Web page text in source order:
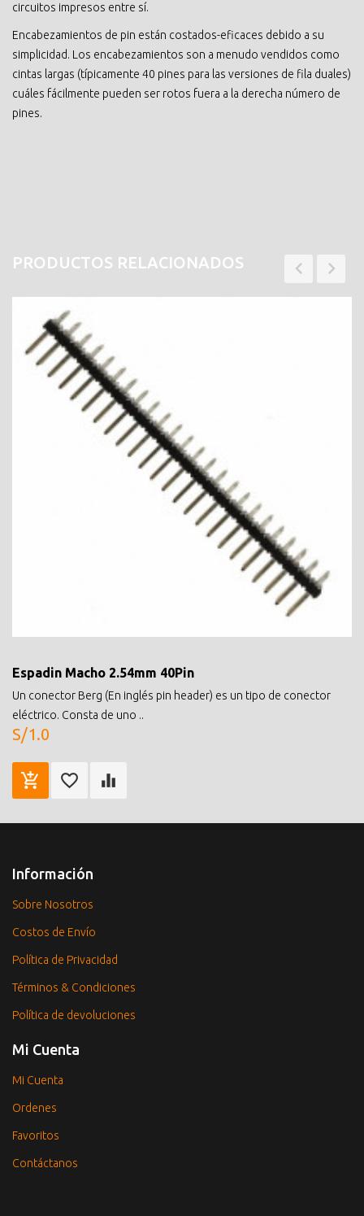
circuitos impresos entre sí.
Encabezamientos de pin están costados-eficaces debido a su
simplicidad. Los encabezamientos son a menudo vendidos como
cintas largas (típicamente 40 pines para las versiones de fila duales)
cuáles fácilmente pueden ser rotos fuera a la derecha número de
pines.
PRODUCTOS RELACIONADOS
Espadin Macho 2.54mm 40Pin
Un conector Berg (En inglés pin header) es un tipo de conector
eléctrico. Consta de uno ..
S/1.0
Información
Sobre Nosotros
Costos de Envío
Política de Privacidad
Términos & Condiciones
Política de devoluciones
Mi Cuenta
Mi Cuenta
Ordenes
Favoritos
Contáctanos